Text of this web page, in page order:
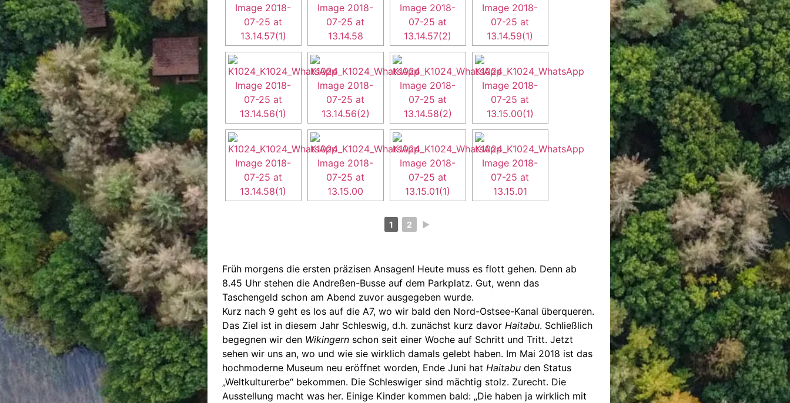
1 2 ►
Früh morgens die ersten präzisen Ansagen! Heute muss es flott gehen. Denn ab
8.45 Uhr stehen die Andreßen-Busse auf dem Parkplatz. Gut, wenn das
Taschengeld schon am Abend zuvor ausgegeben wurde.
Kurz nach 9 geht es los auf die A7, wo wir bald den Nord-Ostsee-Kanal überqueren.
Das Ziel ist in diesem Jahr Schleswig, d.h. zunächst kurz davor Haitabu. Schließlich
begegnen wir den Wikingernschon seit einer Woche auf Schritt und Tritt. Jetzt
sehen wir uns an, wo und wie sie wirklich damals gelebt haben. Im Mai 2018 ist das
hochmoderne Museum neu eröffnet worden, Ende Juni hat Haitabuden Status
„Weltkulturerbe“ bekommen. Die Schleswiger sind mächtig stolz. Zurecht. Die
Ausstellung macht was her. Einige Kinder kommen bald: „Die haben ja wirklich mit